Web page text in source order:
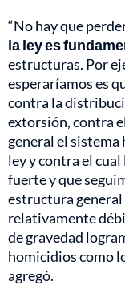
“No hay que
la ley es
estructuras. Por
esperaríamos es
contra la
extorsión, contra
general el sistema
ley y contra el
fuerte y que
estructura general
relativamente
de gravedad
homicidios como
agregó.